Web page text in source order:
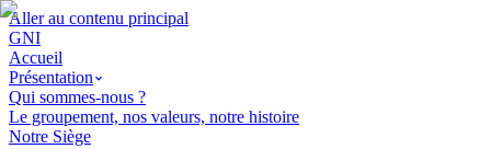
Aller au contenu principal
GNI
Accueil
Présentation
Qui sommes-nous ?
Le groupement, nos valeurs, notre histoire
Notre Siège